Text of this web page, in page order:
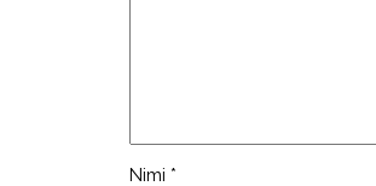
Nimi *